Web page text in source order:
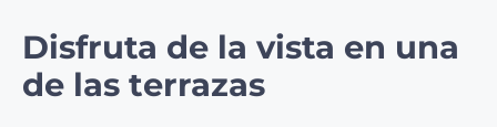
Disfruta de la vista en una
de las terrazas